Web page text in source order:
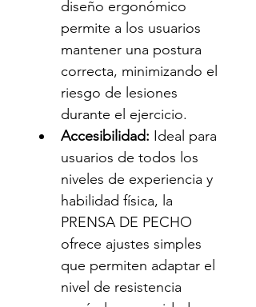
diseño ergonómico
permite a los usuarios
mantener una postura
correcta, minimizando el
riesgo de lesiones
durante el ejercicio.
Accesibilidad: Ideal para
usuarios de todos los
niveles de experiencia y
habilidad física, la
PRENSA DE PECHO
ofrece ajustes simples
que permiten adaptar el
nivel de resistencia